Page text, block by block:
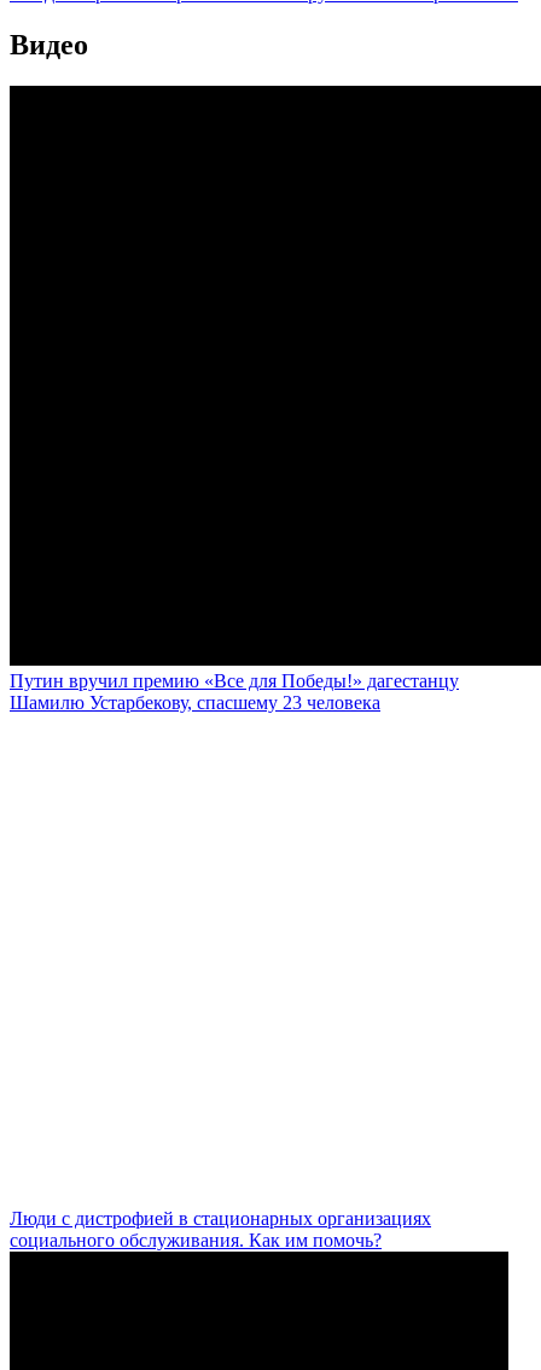
Видео
Путин вручил премию «Все для Победы!» дагестанцу
Шамилю Устарбекову, спасшему 23 человека
Люди с дистрофией в стационарных организациях
социального обслуживания. Как им помочь?